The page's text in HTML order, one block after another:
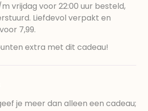
vrijdag voor 22:00 uur besteld,
Liefdevol verpakt en
7,99.
extra met dit cadeau!
je meer dan alleen een cadeau;